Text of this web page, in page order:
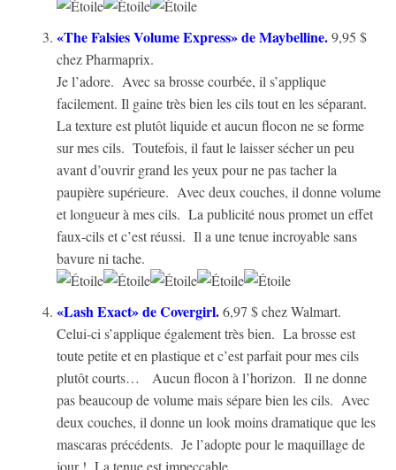
«The Falsies Volume Express» de Maybelline.9,95 $
chez Pharmaprix.
Je l’adore. Avec sa brosse courbée, il s’applique
facilement. Il gaine très bien les cils tout en les séparant.
La texture est plutôt liquide et aucun flocon ne se forme
sur mes cils. Toutefois, il faut le laisser sécher un peu
avant d’ouvrir grand les yeux pour ne pas tacher la
paupière supérieure. Avec deux couches, il donne volume
et longueur à mes cils. La publicité nous promet un effet
faux-cils et c’est réussi. Il a une tenue incroyable sans
bavure ni tache.
«Lash Exact» de Covergirl.6,97 $ chez Walmart.
Celui-ci s’applique également très bien. La brosse est
toute petite et en plastique et c’est parfait pour mes cils
plutôt courts… Aucun flocon à l’horizon. Il ne donne
pas beaucoup de volume mais sépare bien les cils. Avec
deux couches, il donne un look moins dramatique que les
mascaras précédents. Je l’adopte pour le maquillage de
jour ! La tenue est impeccable.